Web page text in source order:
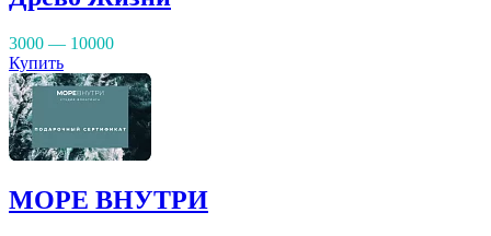
3000 — 10000
Купить
МОРЕ ВНУТРИ